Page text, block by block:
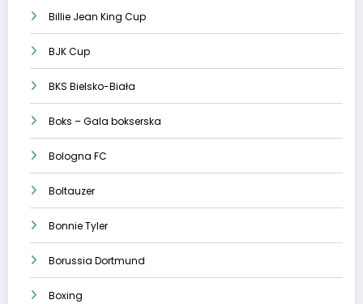
Billie Jean King Cup
BJK Cup
BKS Bielsko-Biała
Boks – Gala bokserska
Bologna FC
Boltauzer
Bonnie Tyler
Borussia Dortmund
Boxing